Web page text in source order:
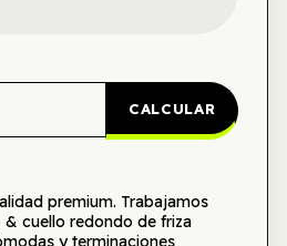
CALCULAR
premium. Trabajamos
cuello redondo de friza
y terminaciones